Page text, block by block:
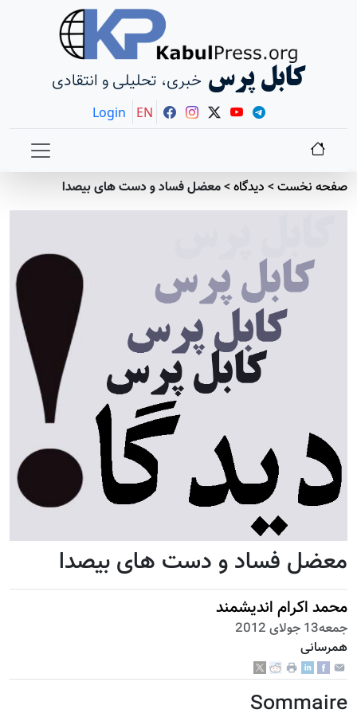
کابل پرس خبری، تحلیلی و انتقادی
Login EN
صفحه نخست> دیدگاه>معضل فساد و دست های بیصدا
معضل فساد و دست های بیصدا
محمد اکرام اندیشمند
جمعه13 جولای 2012
همرسانی
Sommaire